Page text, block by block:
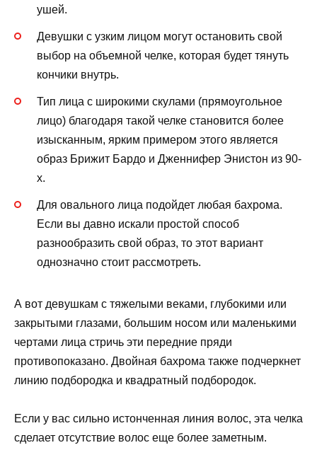
ушей.
Девушки с узким лицом могут остановить свой
выбор на объемной челке, которая будет тянуть
кончики внутрь.
Тип лица с широкими скулами (прямоугольное
лицо) благодаря такой челке становится более
изысканным, ярким примером этого является
образ Брижит Бардо и Дженнифер Энистон из 90-
х.
Для овального лица подойдет любая бахрома.
Если вы давно искали простой способ
разнообразить свой образ, то этот вариант
однозначно стоит рассмотреть.
А вот девушкам с тяжелыми веками, глубокими или
закрытыми глазами, большим носом или маленькими
чертами лица стричь эти передние пряди
противопоказано. Двойная бахрома также подчеркнет
линию подбородка и квадратный подбородок.
Если у вас сильно истонченная линия волос, эта челка
сделает отсутствие волос еще более заметным.